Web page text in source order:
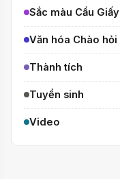
Sắc màu Cầu Giấy
Văn hóa Chào hỏi
Thành tích
Tuyển sinh
Video